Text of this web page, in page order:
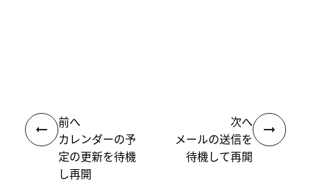
前へ
カレンダーの予
定の更新を待機
し再開
次へ
メールの送信を
待機して再開